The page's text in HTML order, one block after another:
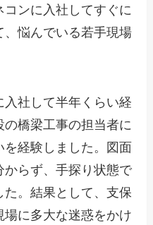
ンに入社してすぐに
悩んでいる若手現場
社して半年くらい経
橋梁工事の担当者に
経験しました。図面
からず、手探り状態で
。結果として、支保
に多大な迷惑をかけ